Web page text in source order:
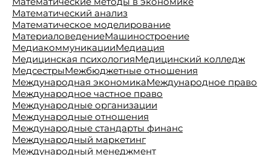
Математический анализ
Математическое моделирование
МатериаловедениеМашиностроение
МедиакоммуникацииМедиация
Медицинская психологияМедицинский колледж
МедсестрыМежбюджетные отношения
Международная экономикаМеждународное право
Международное частное право
Международные организации
Международные отношения
Международные стандарты финанс
Международный маркетинг
Международный менеджмент